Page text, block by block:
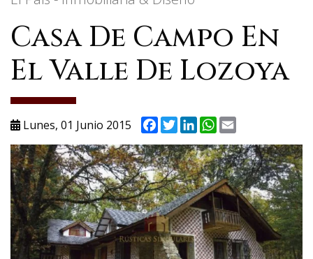
Casa De Campo En
El Valle De Lozoya
Lunes, 01 Junio 2015 Facebook
TwitterLinkedInWhatsApp